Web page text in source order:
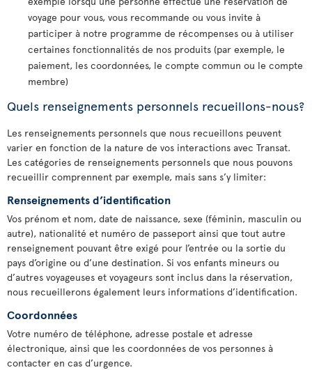
voyage pour vous, vous recommande ou vous invite à
participer à notre programme de récompenses ou à utiliser
certaines fonctionnalités de nos produits (par exemple, le
paiement, les coordonnées, le compte commun ou le compte
membre)
Quels renseignements personnels recueillons-nous?
Les renseignements personnels que nous recueillons peuvent
varier en fonction de la nature de vos interactions avec Transat.
Les catégories de renseignements personnels que nous pouvons
recueillir comprennent par exemple, mais sans s’y limiter:
Renseignements d’identification
Vos prénom et nom, date de naissance, sexe (féminin, masculin ou
autre), nationalité et numéro de passeport ainsi que tout autre
renseignement pouvant être exigé pour l’entrée ou la sortie du
pays d’origine ou d’une destination. Si vos enfants mineurs ou
d’autres voyageuses et voyageurs sont inclus dans la réservation,
nous recueillerons également leurs informations d’identification.
Coordonnées
Votre numéro de téléphone, adresse postale et adresse
électronique, ainsi que les coordonnées de vos personnes à
contacter en cas d’urgence.